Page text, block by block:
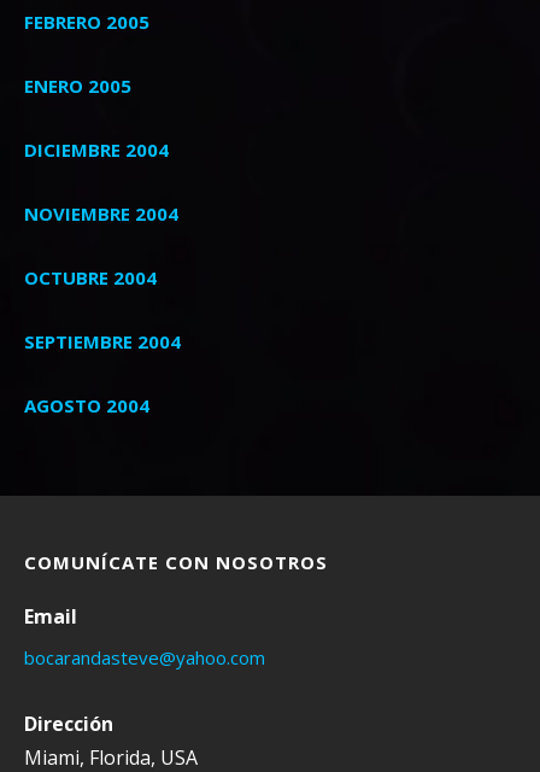
FEBRERO 2005
ENERO 2005
DICIEMBRE 2004
NOVIEMBRE 2004
OCTUBRE 2004
SEPTIEMBRE 2004
AGOSTO 2004
COMUNÍCATE CON NOSOTROS
Email
bocarandasteve@yahoo.com
Dirección
Miami, Florida, USA